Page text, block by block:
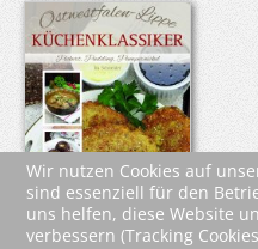
Wir nutzen Cookies auf
sind essenziell für den
uns helfen, diese Website
verbessern (Tracking